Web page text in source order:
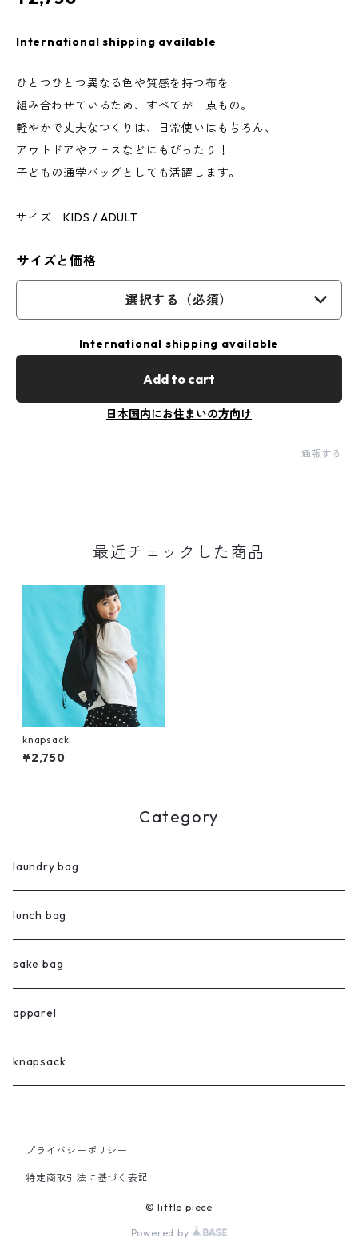
International shipping available
ひとつひとつ異なる色や質感を持つ布を
組み合わせているため、すべてが一点もの。
軽やかで丈夫なつくりは、日常使いはもちろん、
アウトドアやフェスなどにもぴったり！
子どもの通学バッグとしても活躍します。
サイズ KIDS / ADULT
サイズと価格
選択する（必須）
International shipping available
Add to cart
日本国内にお住まいの方向け
通報する
最近チェックした商品
knapsack
¥2,750
Category
laundry bag
lunch bag
sake bag
apparel
knapsack
プライバシーポリシー
特定商取引法に基づく表記
© little piece
Powered by